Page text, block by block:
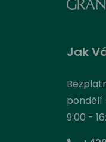
Jak
9:00 -